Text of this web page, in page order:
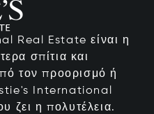
Real Estate είναι η
σπίτια και
τον προορισμό ή
International
ζει η πολυτέλεια.